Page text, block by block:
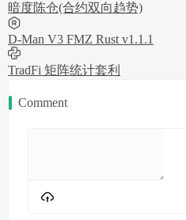
暗度陈仓(合约双向趋势)
D-Man V3 FMZ Rust v1.1.1
TradFi 矩阵统计套利
Comment